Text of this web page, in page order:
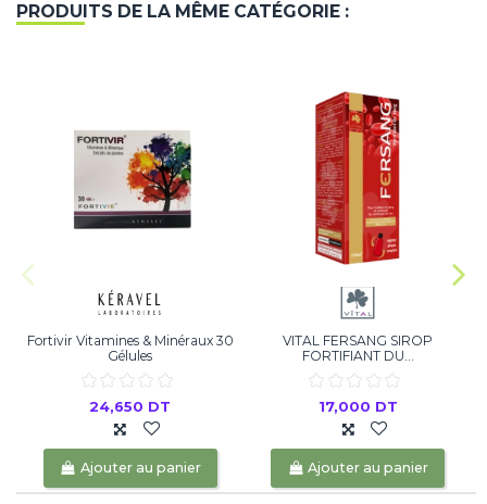
PRODUITS DE LA MÊME CATÉGORIE :
Fortivir Vitamines & Minéraux 30
Gélules
24,650 DT
Ajouter au panier
VITAL FERSANG SIROP
FORTIFIANT DU...
17,000 DT
Ajouter au panier